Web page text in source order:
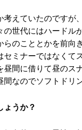
考えていたのですが
の世代にはハードル
らのこととかを前
セミナーではなくて
昼間に借りて昼のス
なのでソフトドリ
うか？